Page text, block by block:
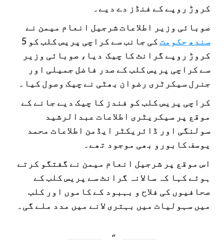
کروڑ روپے کے فنڈز دے دیے۔
صوبائی وزیر اطلاعات شرجیل انعام میمن نے
سندھ حکومت
کی جانب سے کراچی پریس کلب کو 5
کروڑ روپے گرانٹ کا چیک دیا، صوبائی وزیر
سے کراچی پریس کلب کے صدر فاضل جمیلی اور
جنرل سیکرٹری رضوان بھٹی نے چیک وصول کیا۔
کراچی پریس کلب کو فندز کا چیک دیے جانے کے
موقع پر سیکریٹری اطلاعات عبدالرشید
سولنگی اور ڈائریکٹر ایڈمن اطلاعات محمد
یوسف کابورو بھی موجود تھے۔
اس موقع پر شرجیل انعام میمن نے گفتگو کرتے
ہوئے کہا کہ سالانہ گرانٹ سے پریس کلب کے
صحافیوں کی فلاح و بہبود کے کاموں اور کلب
میں سہولیات میں بہتری لانے میں مدد ملے گی۔